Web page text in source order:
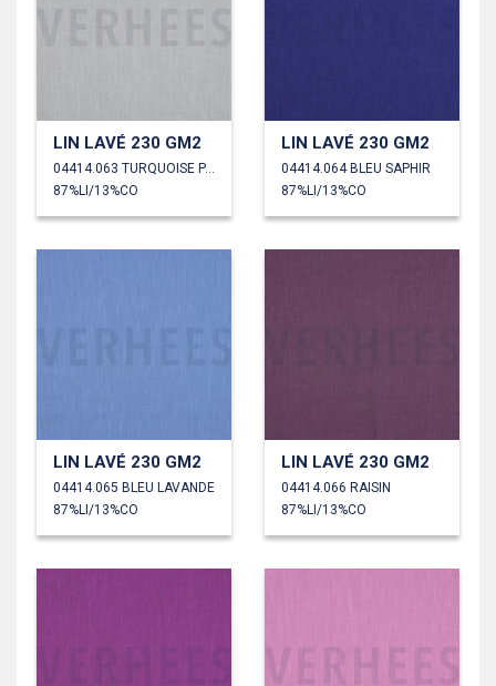
LIN LAVÉ 230 GM2
04414.063 TURQUOISE PÂLE
87%LI/13%CO
LIN LAVÉ 230 GM2
04414.064 BLEU SAPHIR
87%LI/13%CO
LIN LAVÉ 230 GM2
04414.065 BLEU LAVANDE
87%LI/13%CO
LIN LAVÉ 230 GM2
04414.066 RAISIN
87%LI/13%CO